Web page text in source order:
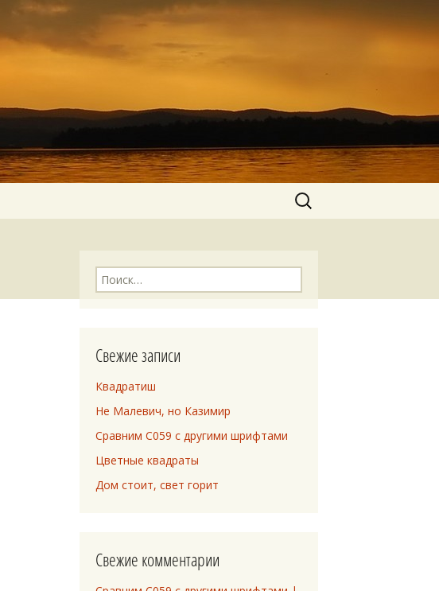
Найти:
Найти:
Свежие записи
Квадратиш
Не Малевич, но Казимир
Сравним C059 с другими шрифтами
Цветные квадраты
Дом стоит, свет горит
Свежие комментарии